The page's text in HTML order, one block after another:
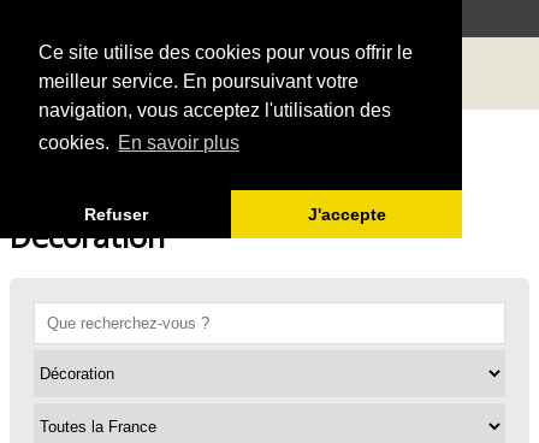
Ce site utilise des cookies pour vous offrir le
meilleur service. En poursuivant votre
navigation, vous acceptez l'utilisation des
cookies. En savoir plus
Refuser J'accepte
Décoration